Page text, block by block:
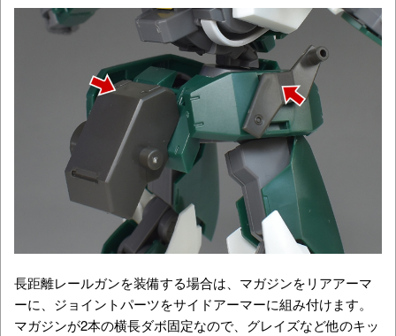
長距離レールガンを装備する場合は、マガジンをリアアーマ
ーに、ジョイントパーツをサイドアーマーに組み付けます。
マガジンが2本の横長ダボ固定なので、グレイズなど他のキッ